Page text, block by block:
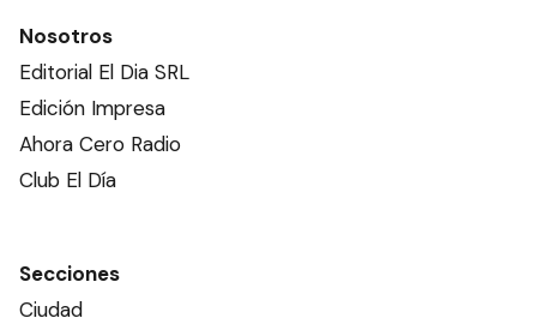
Nosotros
Editorial El Dia SRL
Edición Impresa
Ahora Cero Radio
Club El Día
Secciones
Ciudad